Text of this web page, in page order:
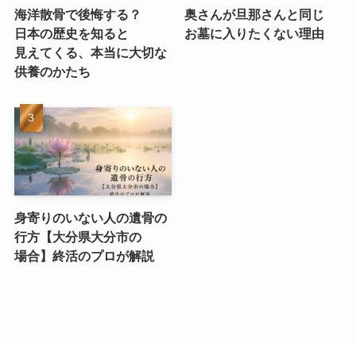
海洋散骨で​後悔する？​
日本の​歴史を​知ると​
見えてくる、​本当に​大切な​
供養のかたち
奥さんが​旦那さんと​同じ​
お墓に​入りたくない​理由
身寄りのいない​人の​遺骨の​
行方​【大分県大分市の​
場合】終活の​プロが​解説